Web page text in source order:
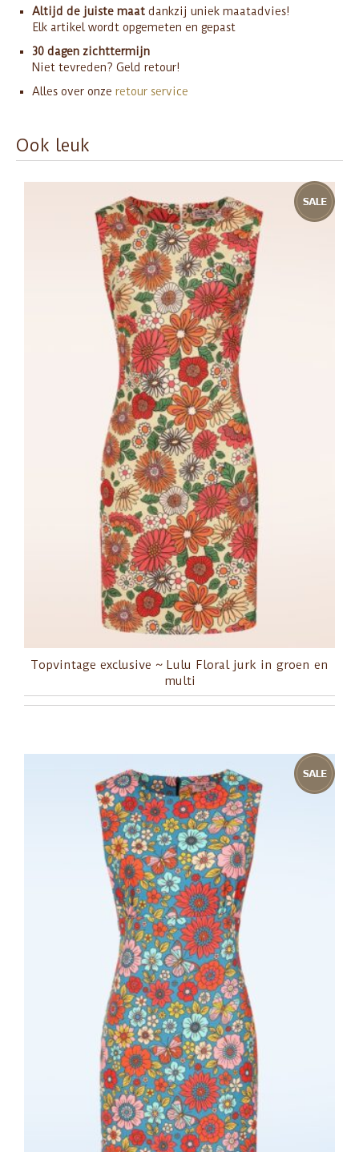
Altijd de juiste maat dankzij uniek maatadvies!
Elk artikel wordt opgemeten en gepast
30 dagen zichttermijn
Niet tevreden? Geld retour!
Alles over onze retour service
Ook leuk
Topvintage exclusive ~ Lulu Floral jurk in groen en
multi